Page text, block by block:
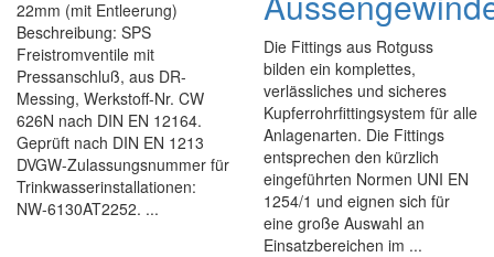
22mm (mit Entleerung)
Beschreibung: SPS
Freistromventile mit
Pressanschluß, aus DR-
Messing, Werkstoff-Nr. CW
626N nach DIN EN 12164.
Geprüft nach DIN EN 1213
DVGW-Zulassungsnummer für
Trinkwasserinstallationen:
NW-6130AT2252. ...
Die Fittings aus Rotguss
bilden ein komplettes,
verlässliches und sicheres
Kupferrohrfittingsystem für alle
Anlagenarten. Die Fittings
entsprechen den kürzlich
eingeführten Normen UNI EN
1254/1 und eignen sich für
eine große Auswahl an
Einsatzbereichen im ...